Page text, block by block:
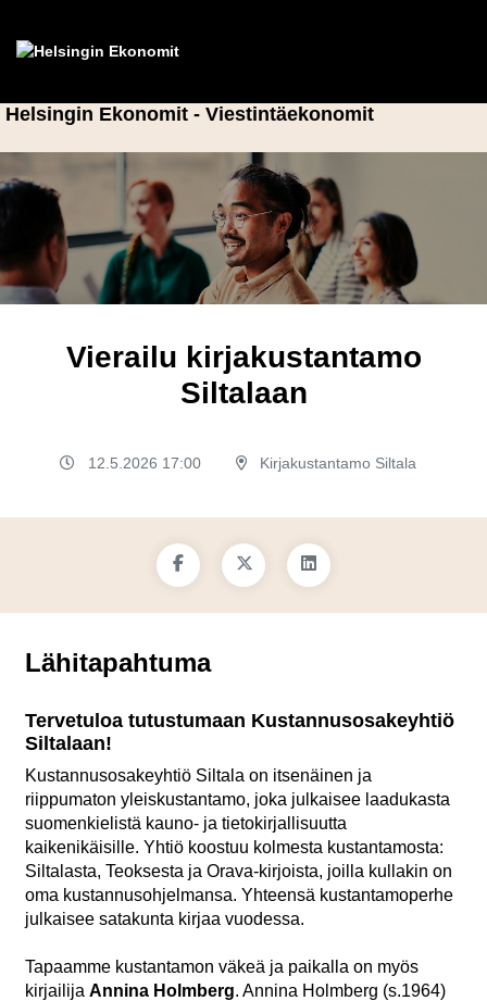
Helsingin Ekonomit - Viestintäekonomit
Vierailu kirjakustantamo
Siltalaan
12.5.2026 17:00 Kirjakustantamo Siltala
Lähitapahtuma
Tervetuloa tutustumaan Kustannusosakeyhtiö
Siltalaan!
Kustannusosakeyhtiö Siltala on itsenäinen ja
riippumaton yleiskustantamo, joka julkaisee laadukasta
suomenkielistä kauno- ja tietokirjallisuutta
kaikenikäisille. Yhtiö koostuu kolmesta kustantamosta:
Siltalasta, Teoksesta ja Orava-kirjoista, joilla kullakin on
oma kustannusohjelmansa. Yhteensä kustantamoperhe
julkaisee satakunta kirjaa vuodessa.
Tapaamme kustantamon väkeä ja paikalla on myös
kirjailija Annina Holmberg. Annina Holmberg (s.1964)